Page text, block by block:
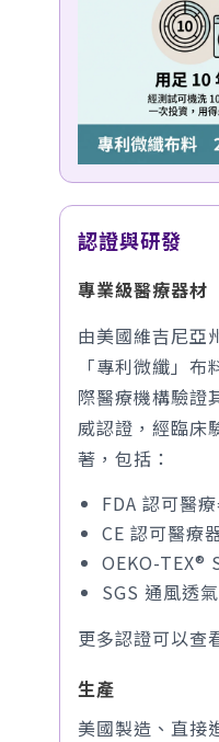
認證與研發
專業級醫療器
由美國維吉尼
「專利微纖」
際醫療機構驗證
威認證，經臨床
著，包括：
FDA 認可醫
CE 認可醫療
OEKO-TEX®
SGS 通風透
更多認證可以查
生產
美國製造、直接